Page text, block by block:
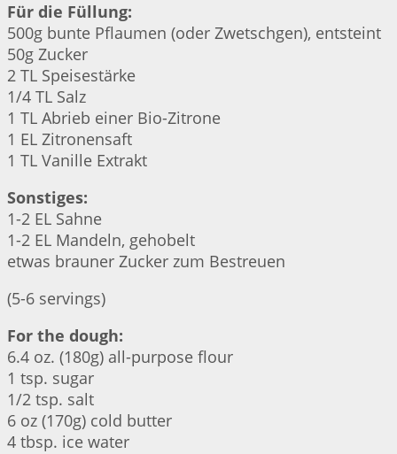
Für die Füllung:
500g bunte Pflaumen (oder Zwetschgen), entsteint
50g Zucker
2 TL Speisestärke
1/4 TL Salz
1 TL Abrieb einer Bio-Zitrone
1 EL Zitronensaft
1 TL Vanille Extrakt
Sonstiges:
1-2 EL Sahne
1-2 EL Mandeln, gehobelt
etwas brauner Zucker zum Bestreuen
(5-6 servings)
For the dough:
6.4 oz. (180g) all-purpose flour
1 tsp. sugar
1/2 tsp. salt
6 oz (170g) cold butter
4 tbsp. ice water